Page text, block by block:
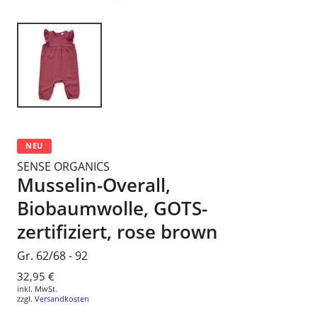
NEU
SENSE ORGANICS
Musselin-Overall,
Biobaumwolle, GOTS-
zertifiziert, rose brown
Gr. 62/68 - 92
Normaler
Preis
32,95 €
inkl. MwSt.
zzgl. Versandkosten